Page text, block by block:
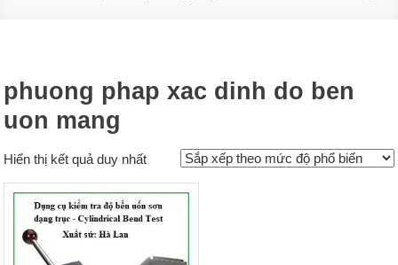
phuong phap xac dinh do ben
uon mang
Hiển thị kết quả duy nhất